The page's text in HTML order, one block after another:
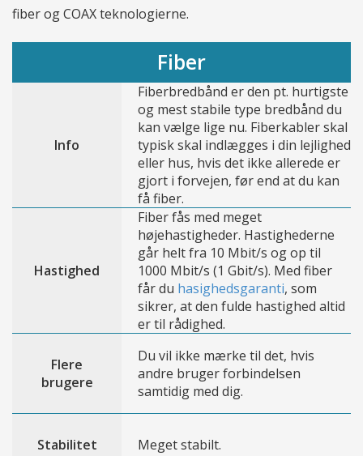
fiber og COAX teknologierne.
Fiber
Info
Fiberbredbånd er den pt. hurtigste
og mest stabile type bredbånd du
kan vælge lige nu. Fiberkabler skal
typisk skal indlægges i din lejlighed
eller hus, hvis det ikke allerede er
gjort i forvejen, før end at du kan
få fiber.
Hastighed
Fiber fås med meget
højehastigheder. Hastighederne
går helt fra 10 Mbit/s og op til
1000 Mbit/s (1 Gbit/s). Med fiber
får du hasighedsgaranti, som
sikrer, at den fulde hastighed altid
er til rådighed.
Flere
brugere
Du vil ikke mærke til det, hvis
andre bruger forbindelsen
samtidig med dig.
Stabilitet Meget stabilt.